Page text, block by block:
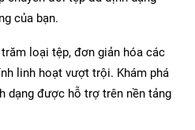
của bạn.
loại tệp, đơn giản hóa các
linh hoạt vượt trội. Khám phá
dạng được hỗ trợ trên nền tảng